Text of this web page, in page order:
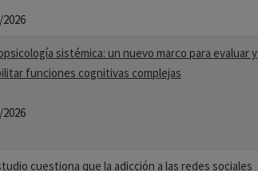
sistémica: un nuevo marco para evaluar y
funciones cognitivas complejas
cuestiona que la adicción a las redes sociales